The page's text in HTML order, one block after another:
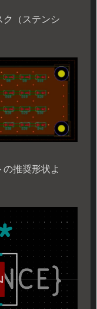
ク（ステンシ
推奨形状よ